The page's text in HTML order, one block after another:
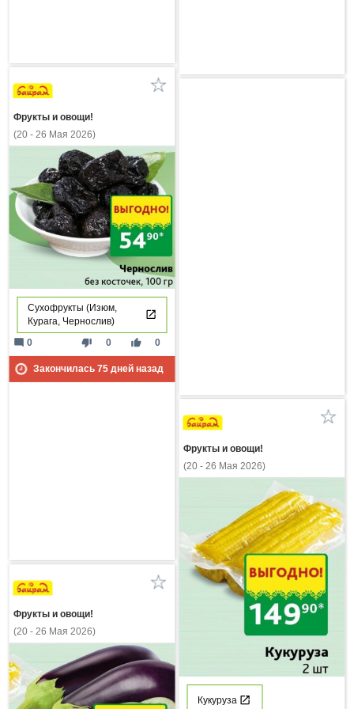
Фрукты и овощи!
(20 - 26 Мая 2026)
Сухофрукты (Изюм,
Курага, Чернослив)
thumb_down 0 thumb_up 0
mode_comment 0
Закончилась 75дней назад
Фрукты и овощи!
(20 - 26 Мая 2026)
Кукуруза
Фрукты и овощи!
(20 - 26 Мая 2026)